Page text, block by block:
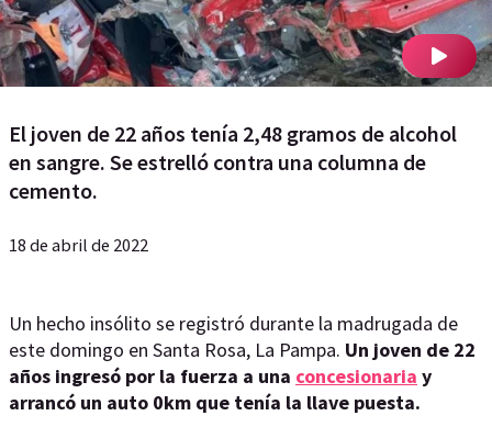
El joven de 22 años tenía 2,48 gramos de alcohol
en sangre. Se estrelló contra una columna de
cemento.
18 de abril de 2022
Un hecho insólito se registró durante la madrugada de
este domingo en Santa Rosa, La Pampa. Un joven de 22
años ingresó por la fuerza a una concesionaria y
arrancó un auto 0km que tenía la llave puesta.